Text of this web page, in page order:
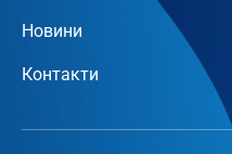
Новини
Контакти